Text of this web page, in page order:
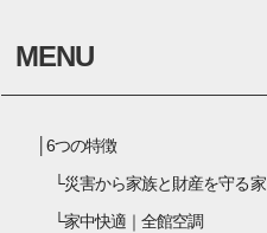
MENU
6つの特徴
災害から家族と財産を守る家
家中快適｜全館空調